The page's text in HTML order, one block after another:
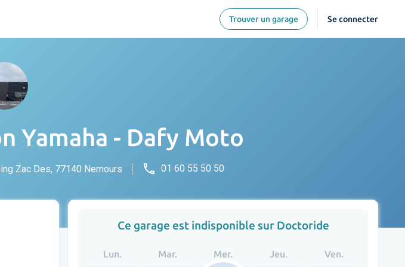
Trouver un garage Se connecter
Yamaha - Dafy Moto
Zac Des, 77140 Nemours phone 01 60 55 50 50
Ce garage est indisponible sur Doctoride
Lun. Mar. Mer. Jeu. Ven.